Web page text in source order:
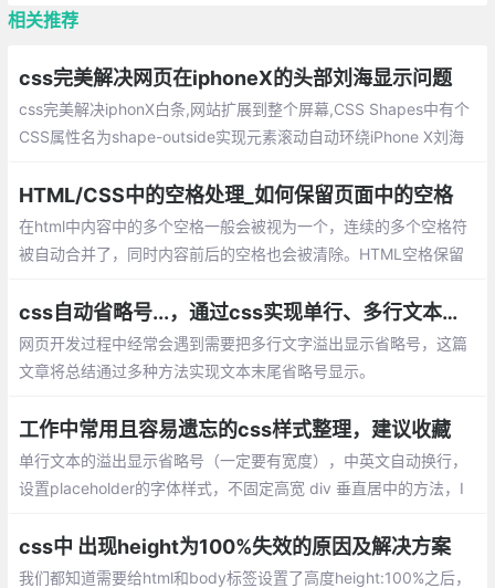
相关推荐
css完美解决网页在iphoneX的头部刘海显示问题
css完美解决iphonX白条,网站扩展到整个屏
幕,CSS Shapes中有个CSS属性名为shape-
HTML/CSS中的空格处理_如何保留页面中的空格
在html中内容中的多个空格一般会被视为一个，连续的多个空格符
被自动合并了，同时内容前后的空格也会被清除。HTML空格保留
css自动省略号...，通过css实现单行、多行文本溢出显示省略号
网页开发过程中经常会遇到需要把多行文字溢出显示省略号，这篇
文章将总结通过多种方法实现文本末尾省略号显示。
工作中常用且容易遗忘的css样式整理，建议收藏
单行文本的溢出显示省略号（一定要有宽度），中英文自动换行，
设置placeholder的字体样式，不固定高宽 div 垂直居中的方法，I
css中 出现height为100%失效的原因及解决方案
我们都知道需要给html和body标签设置了高度height:100%之后，